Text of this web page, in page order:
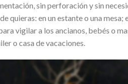
sin perforación y sin
quieras: en un estante o una
vigilar a los ancianos, bebés o
o casa de vacaciones.